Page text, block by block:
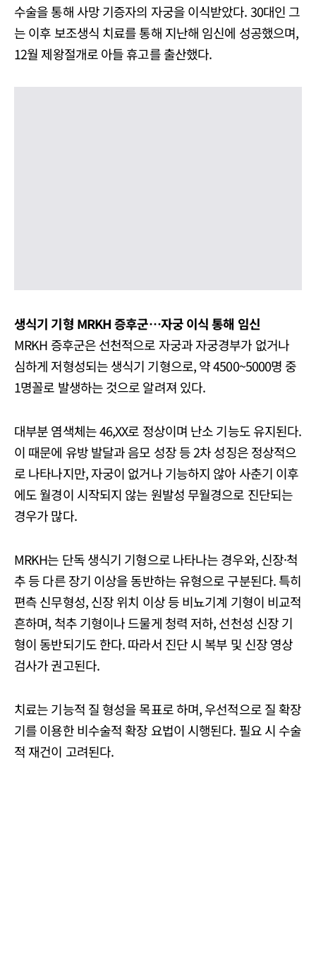
수술을 통해 사망 기증자의 자궁을 이식받았다. 30대인 그
는 이후 보조생식 치료를 통해 지난해 임신에 성공했으며,
12월 제왕절개로 아들 휴고를 출산했다.
생식기 기형 MRKH 증후군…자궁 이식 통해 임신
MRKH 증후군은 선천적으로 자궁과 자궁경부가 없거나
심하게 저형성되는 생식기 기형으로, 약 4500~5000명 중
1명꼴로 발생하는 것으로 알려져 있다.
대부분 염색체는 46,XX로 정상이며 난소 기능도 유지된다.
이 때문에 유방 발달과 음모 성장 등 2차 성징은 정상적으
로 나타나지만, 자궁이 없거나 기능하지 않아 사춘기 이후
에도 월경이 시작되지 않는 원발성 무월경으로 진단되는
경우가 많다.
MRKH는 단독 생식기 기형으로 나타나는 경우와, 신장·척
추 등 다른 장기 이상을 동반하는 유형으로 구분된다. 특히
편측 신무형성, 신장 위치 이상 등 비뇨기계 기형이 비교적
흔하며, 척추 기형이나 드물게 청력 저하, 선천성 신장 기
형이 동반되기도 한다. 따라서 진단 시 복부 및 신장 영상
검사가 권고된다.
치료는 기능적 질 형성을 목표로 하며, 우선적으로 질 확장
기를 이용한 비수술적 확장 요법이 시행된다. 필요 시 수술
적 재건이 고려된다.